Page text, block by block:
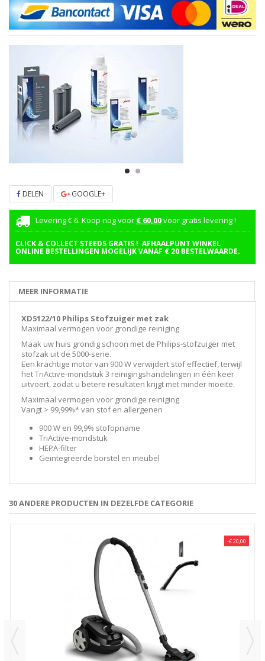
DELEN GOOGLE+
Levering € 6. Koop nog voor € 60,00voor gratis levering !
CLICK & COLLECT STEEDS GRATIS ! AFHAALPUNT WINKEL
ONLINE BESTELLINGEN MOGELIJK VANAF € 20 BESTELWAARDE.
MEER INFORMATIE
XD5122/10 Philips Stofzuiger met zak
Maximaal vermogen voor grondige reiniging
Maak uw huis grondig schoon met de Philips-stofzuiger met
stofzak uit de 5000-serie.
Een krachtige motor van 900 W verwijdert stof effectief, terwijl
het TriActive-mondstuk 3 reinigingshandelingen in één keer
uitvoert, zodat u betere resultaten krijgt met minder moeite.
Maximaal vermogen voor grondige reiniging
Vangt > 99,99%* van stof en allergenen
900 W en 99,9% stofopname
TriActive-mondstuk
HEPA-filter
Geïntegreerde borstel en meubel
30 ANDERE PRODUCTEN IN DEZELFDE CATEGORIE
-€ 20,00